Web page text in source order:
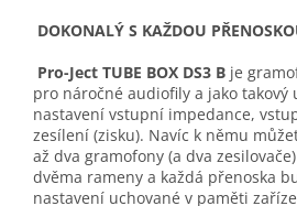
DOKONALÝ S KAŽDOU
Pro-Ject TUBE BOX DS3 B je
pro náročné audiofily a jako takový
nastavení vstupní impedance,
zesílení (zisku). Navíc k němu
až dva gramofony (a dva
dvěma rameny a každá přenoska
nastavení uchované v paměti